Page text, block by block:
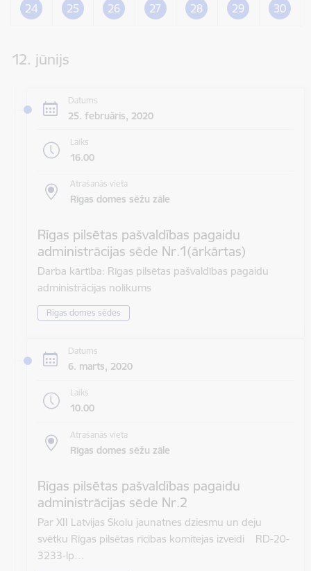
24 25 26 27 28 29 30
12. jūnijs
Datums
25. februāris, 2020
Laiks
16.00
Atrašanās vieta
Rīgas domes sēžu zāle
Rīgas pilsētas pašvaldības pagaidu
administrācijas sēde Nr.1(ārkārtas)
Darba kārtība: Rīgas pilsētas pašvaldības pagaidu
administrācijas nolikums
Rīgas domes sēdes
Datums
6. marts, 2020
Laiks
10.00
Atrašanās vieta
Rīgas domes sēžu zāle
Rīgas pilsētas pašvaldības pagaidu
administrācijas sēde Nr.2
Par XII Latvijas Skolu jaunatnes dziesmu un deju
svētku Rīgas pilsētas rīcības komitejas izveidi RD-20-
3233-lp…